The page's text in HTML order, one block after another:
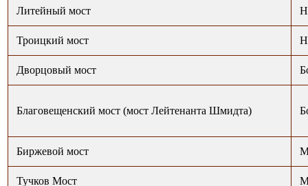
Литейный мост
Троицкий мост
Дворцовый мост
Благовещенский мост (мост Лейтенанта Шмидта)
Биржевой мост
Тучков Мост